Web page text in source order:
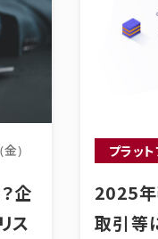
)
企
ス
プラッ
2025
取引等